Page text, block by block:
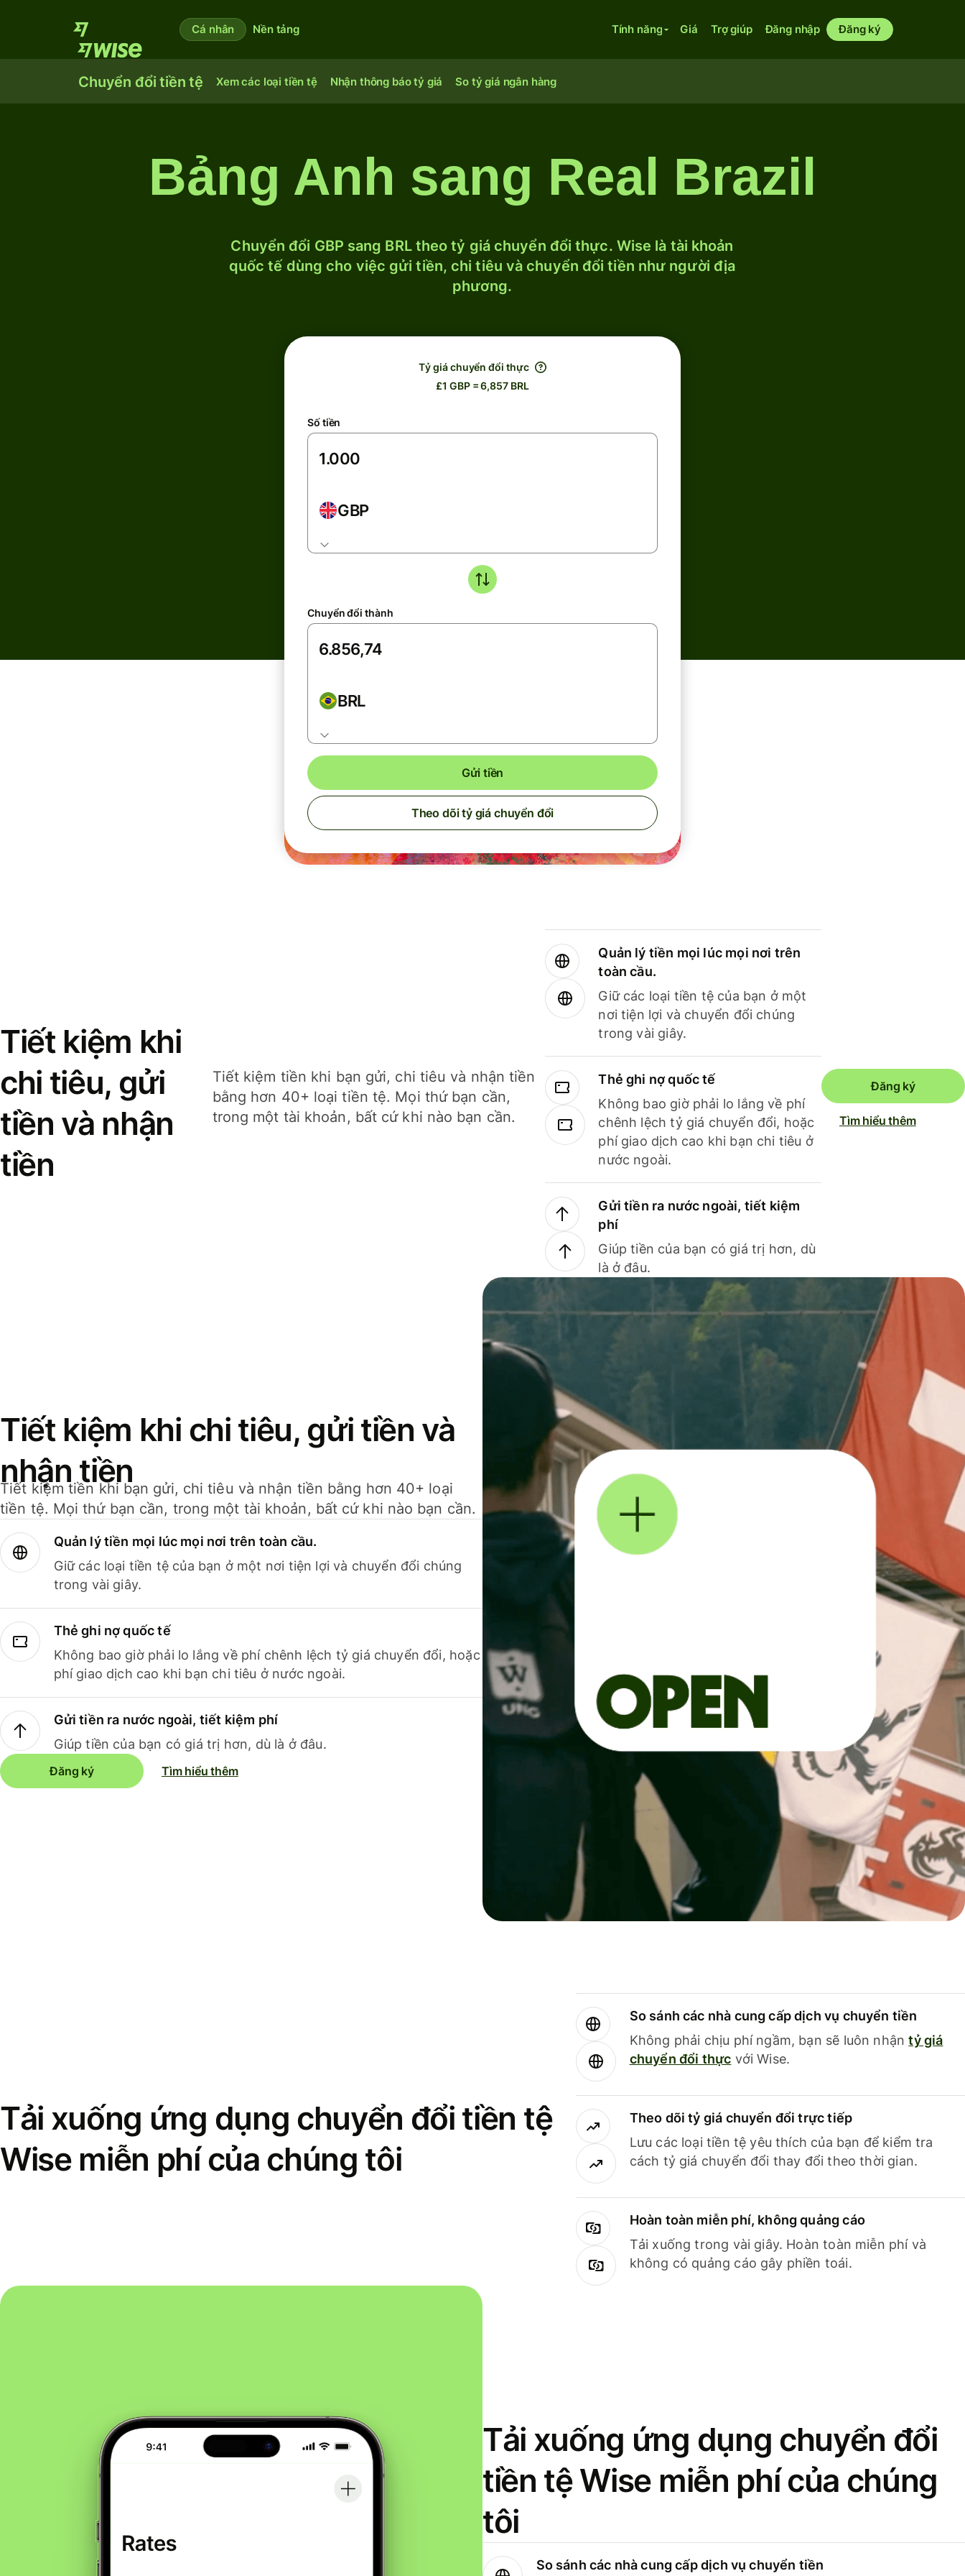
Cá nhân Nền tảng Tính năng Giá Trợ giúp Đăng nhập Đăng ký
Chuyển đổi tiền tệ Xem các loại tiền tệ Nhận thông báo tỷ giá So tỷ giá ngân hàng
Bảng Anh sang Real Brazil
Chuyển đổi GBP sang BRL theo tỷ giá chuyển đổi thực. Wise là tài khoản
quốc tế dùng cho việc gửi tiền, chi tiêu và chuyển đổi tiền như người địa
phương.
Tỷ giá chuyển đổi thực
£1 GBP = 6,857 BRL
Số tiền
GBP
Chuyển đổi thành
BRL
Gửi tiền
Theo dõi tỷ giá chuyển đổi
Tiết kiệm khi
chi tiêu, gửi
tiền và nhận
tiền
Tiết kiệm tiền khi bạn gửi, chi tiêu và nhận tiền
bằng hơn 40+ loại tiền tệ. Mọi thứ bạn cần,
trong một tài khoản, bất cứ khi nào bạn cần.
Quản lý tiền mọi lúc mọi nơi trên
toàn cầu.
Giữ các loại tiền tệ của bạn ở một
nơi tiện lợi và chuyển đổi chúng
trong vài giây.
Thẻ ghi nợ quốc tế
Không bao giờ phải lo lắng về phí
chênh lệch tỷ giá chuyển đổi, hoặc
phí giao dịch cao khi bạn chi tiêu ở
nước ngoài.
Gửi tiền ra nước ngoài, tiết kiệm
phí
Giúp tiền của bạn có giá trị hơn, dù
là ở đâu.
Đăng ký
Tìm hiểu thêm
Tiết kiệm khi chi tiêu, gửi tiền và
nhận tiền
Tiết kiệm tiền khi bạn gửi, chi tiêu và nhận tiền bằng hơn 40+ loại
tiền tệ. Mọi thứ bạn cần, trong một tài khoản, bất cứ khi nào bạn cần.
Quản lý tiền mọi lúc mọi nơi trên toàn cầu.
Giữ các loại tiền tệ của bạn ở một nơi tiện lợi và chuyển đổi chúng
trong vài giây.
Thẻ ghi nợ quốc tế
Không bao giờ phải lo lắng về phí chênh lệch tỷ giá chuyển đổi, hoặc
phí giao dịch cao khi bạn chi tiêu ở nước ngoài.
Gửi tiền ra nước ngoài, tiết kiệm phí
Giúp tiền của bạn có giá trị hơn, dù là ở đâu.
Đăng ký Tìm hiểu thêm
Tải xuống ứng dụng chuyển đổi tiền tệ
Wise miễn phí của chúng tôi
So sánh các nhà cung cấp dịch vụ chuyển tiền
Không phải chịu phí ngầm, bạn sẽ luôn nhậntỷ giá
chuyển đổi thực với Wise.
Theo dõi tỷ giá chuyển đổi trực tiếp
Lưu các loại tiền tệ yêu thích của bạn để kiểm tra
cách tỷ giá chuyển đổi thay đổi theo thời gian.
Hoàn toàn miễn phí, không quảng cáo
Tải xuống trong vài giây. Hoàn toàn miễn phí và
không có quảng cáo gây phiền toái.
Tải xuống ứng dụng chuyển đổi
tiền tệ Wise miễn phí của chúng
tôi
So sánh các nhà cung cấp dịch vụ chuyển tiền